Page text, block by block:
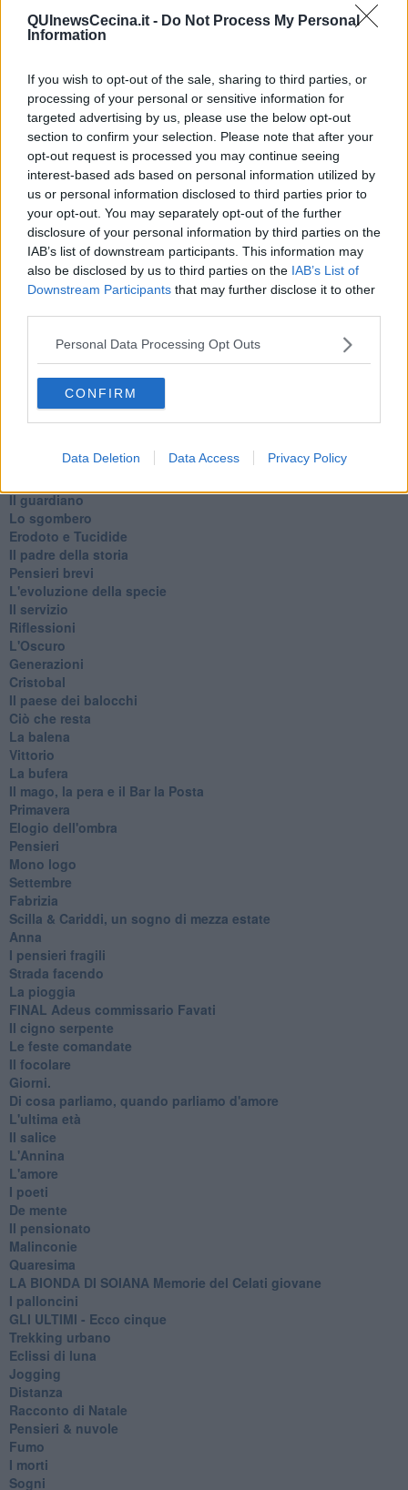
QUInewsCecina.it - Do Not Process My Personal
Information
If you wish to opt-out of the sale, sharing to third parties, or
processing of your personal or sensitive information for
targeted advertising by us, please use the below opt-out
section to confirm your selection. Please note that after your
opt-out request is processed you may continue seeing
interest-based ads based on personal information utilized by
us or personal information disclosed to third parties prior to
your opt-out. You may separately opt-out of the further
disclosure of your personal information by third parties on the
IAB’s list of downstream participants. This information may
also be disclosed by us to third parties on the IAB’s List of
Downstream Participants that may further disclose it to other
Personal Data Processing Opt Outs
CONFIRM
Data Deletion Data Access Privacy Policy
​“D” come delitto
25 Aprile
Todo el bien, todo el mal
Silenzio
Le parole
​L’Australiana
Le stelle del jazz
Vita & morte
Auguri
Moro
Passanti
Continuando, la nonna e il carretto
Metaverso smart
Fiamme
Anzi
Confessioni autoreferenziali
Il diluvio
La classe
Dal balcone
Il guardiano
Lo sgombero
Erodoto e Tucidide
Il padre della storia
Pensieri brevi
L'evoluzione della specie
Il servizio
Riflessioni
L'Oscuro
Generazioni
Cristobal
Il paese dei balocchi
Ciò che resta
La balena
Vittorio
La bufera
Il mago, la pera e il Bar la Posta
Primavera
Elogio dell'ombra
Pensieri
Mono logo
Settembre
Fabrizia
​Scilla & Cariddi, un sogno di mezza estate
Anna
I pensieri fragili
Strada facendo
La pioggia
FINAL Adeus commissario Favati
Il cigno serpente
Le feste comandate
Il focolare
Giorni.
Di cosa parliamo, quando parliamo d'amore
L'ultima età
Il salice
L'Annina
L'amore
I poeti
De mente
Il pensionato
Malinconie
Quaresima
LA BIONDA DI SOIANA Memorie del Celati giovane
I palloncini
GLI ULTIMI - Ecco cinque
Trekking urbano
Eclissi di luna
Jogging
Distanza
Racconto di Natale
Pensieri & nuvole
Fumo
I morti
Sogni